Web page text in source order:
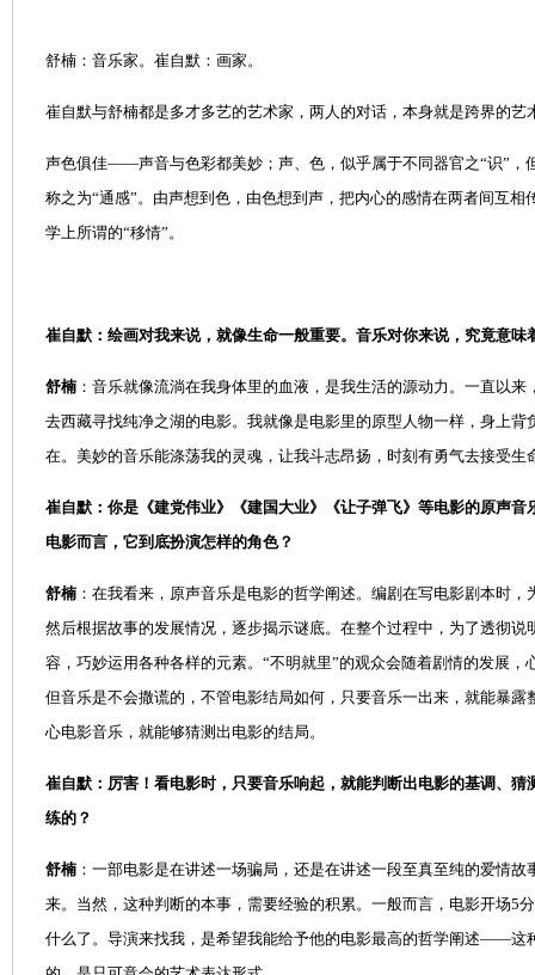
舒楠：音乐家。崔自默：画家。
崔自默与舒楠都是多才多艺的艺术家，两人的对话，本身就是跨界的艺
声色俱佳——声音与色彩都美妙；声、色，似乎属于不同器官之“识”，
称之为“通感”。由声想到色，由色想到声，把内心的感情在两者间互
学上所谓的“移情”。
崔自默：绘画对我来说，就像生命一般重要。音乐对你来说，究竟意味
舒楠 ：音乐就像流淌在我身体里的血液，是我生活的源动力。一直以
去西藏寻找纯净之湖的电影。我就像是电影里的原型人物一样，身上背
在。美妙的音乐能涤荡我的灵魂，让我斗志昂扬，时刻有勇气去接受生
崔自默：你是《建党伟业》《建国大业》《让子弹飞》等电影的原声
电影而言，它到底扮演怎样的角色？
舒楠 ：在我看来，原声音乐是电影的哲学阐述。编剧在写电影剧本时
然后根据故事的发展情况，逐步揭示谜底。在整个过程中，为了透彻
容，巧妙运用各种各样的元素。“不明就里”的观众会随着剧情的发展
但音乐是不会撒谎的，不管电影结局如何，只要音乐一出来，就能暴
心电影音乐，就能够猜测出电影的结局。
崔自默：厉害！看电影时，只要音乐响起，就能判断出电影的基调、
练的？
舒楠 ：一部电影是在讲述一场骗局，还是在讲述一段至真至纯的爱情
来。当然，这种判断的本事，需要经验的积累。一般而言，电影开场5
什么了。导演来找我，是希望我能给予他的电影最高的哲学阐述——这